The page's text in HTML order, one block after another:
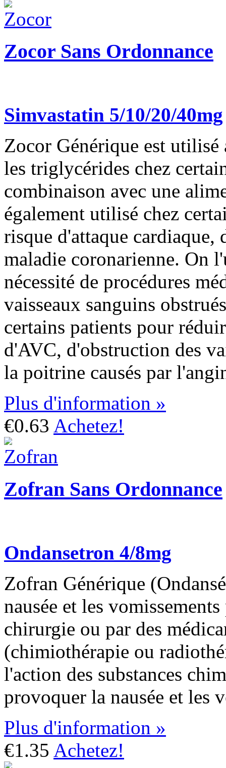
Zocor Sans Ordonnance
Simvastatin 5/10/20/40mg
Zocor Générique est
les triglycérides chez
combinaison avec une
également utilisé chez
risque d'attaque cardiaque,
maladie coronarienne. On
nécessité de procédures
vaisseaux sanguins
certains patients pour
d'AVC, d'obstruction des
la poitrine causés par
Plus d'information »
€0.63 Achetez!
Zofran Sans Ordonnance
Ondansetron 4/8mg
Zofran Générique
nausée et les
chirurgie ou par des
(chimiothérapie ou
l'action des substances
provoquer la nausée et les
Plus d'information »
€1.35 Achetez!